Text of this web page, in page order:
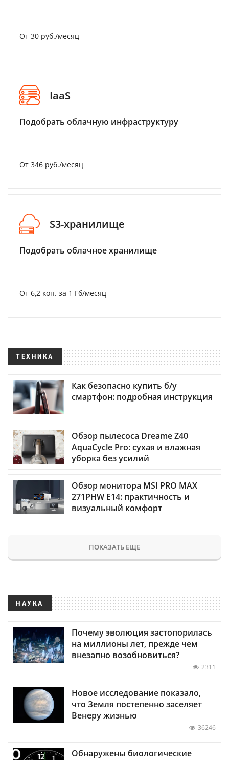
От 30 руб./месяц
IaaS
Подобрать облачную инфраструктуру
От 346 руб./месяц
S3-хранилище
Подобрать облачное хранилище
От 6,2 коп. за 1 Гб/месяц
ТЕХНИКА
Как безопасно купить б/у
смартфон: подробная инструкция
Обзор пылесоса Dreame Z40
AquaCycle Pro: сухая и влажная
уборка без усилий
Обзор монитора MSI PRO MAX
271PHW E14: практичность и
визуальный комфорт
ПОКАЗАТЬ ЕЩЕ
НАУКА
Почему эволюция застопорилась
на миллионы лет, прежде чем
внезапно возобновиться?
2311
Новое исследование показало,
что Земля постепенно заселяет
Венеру жизнью
36246
Обнаружены биологические